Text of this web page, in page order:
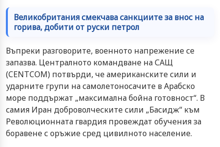
Великобритания смекчава санкциите за внос на
горива, добити от руски петрол
Въпреки разговорите, военното напрежение се
запазва. Централното командване на САЩ
(CENTCOM) потвърди, че американските сили и
ударните групи на самолетоносачите в Арабско
море поддържат „максимална бойна готовност“. В
самия Иран доброволческите сили „Басидж“ към
Революционната гвардия провеждат обучения за
боравене с оръжие сред цивилното население.